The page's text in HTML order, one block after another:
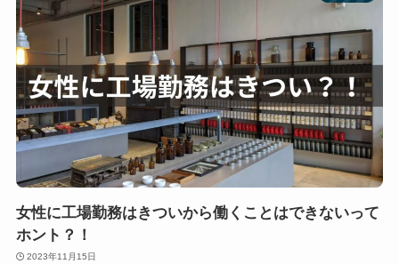
女性に工場勤務はきついから働くことはできないって
ホント？！
2023年11月15日